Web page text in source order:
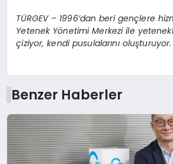
TÜRGEV – 1996’dan beri gençlere
Yetenek Yönetimi Merkezi ile
çiziyor, kendi pusulalarını oluşturuyor.
Benzer Haberler